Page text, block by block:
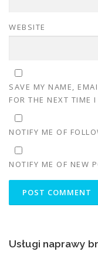
WEBSITE
SAVE MY NAME,
FOR THE NEXT TIME
NOTIFY ME OF
NOTIFY ME OF NEW
Usługi naprawy